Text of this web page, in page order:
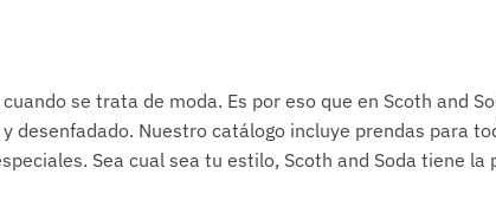
se trata de moda. Es por eso que en Scoth and
Nuestro catálogo incluye prendas para
Sea cual sea tu estilo, Scoth and Soda tiene la